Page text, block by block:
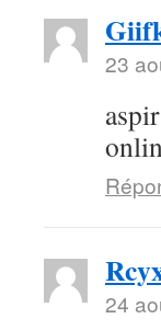
23
24